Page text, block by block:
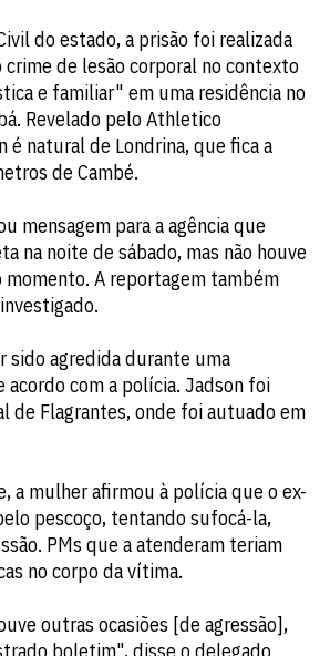
do estado, a prisão foi realizada
de lesão corporal no contexto
e familiar" em uma residência no
Revelado pelo Athletico
é natural de Londrina, que fica a
de Cambé.
mensagem para a agência que
na noite de sábado, mas não houve
momento. A reportagem também
sido agredida durante uma
acordo com a polícia. Jadson foi
de Flagrantes, onde foi autuado em
a mulher afirmou à polícia que o ex-
pescoço, tentando sufocá-la,
PMs que a atenderam teriam
no corpo da vítima.
outras ocasiões [de agressão],
boletim", disse o delegado